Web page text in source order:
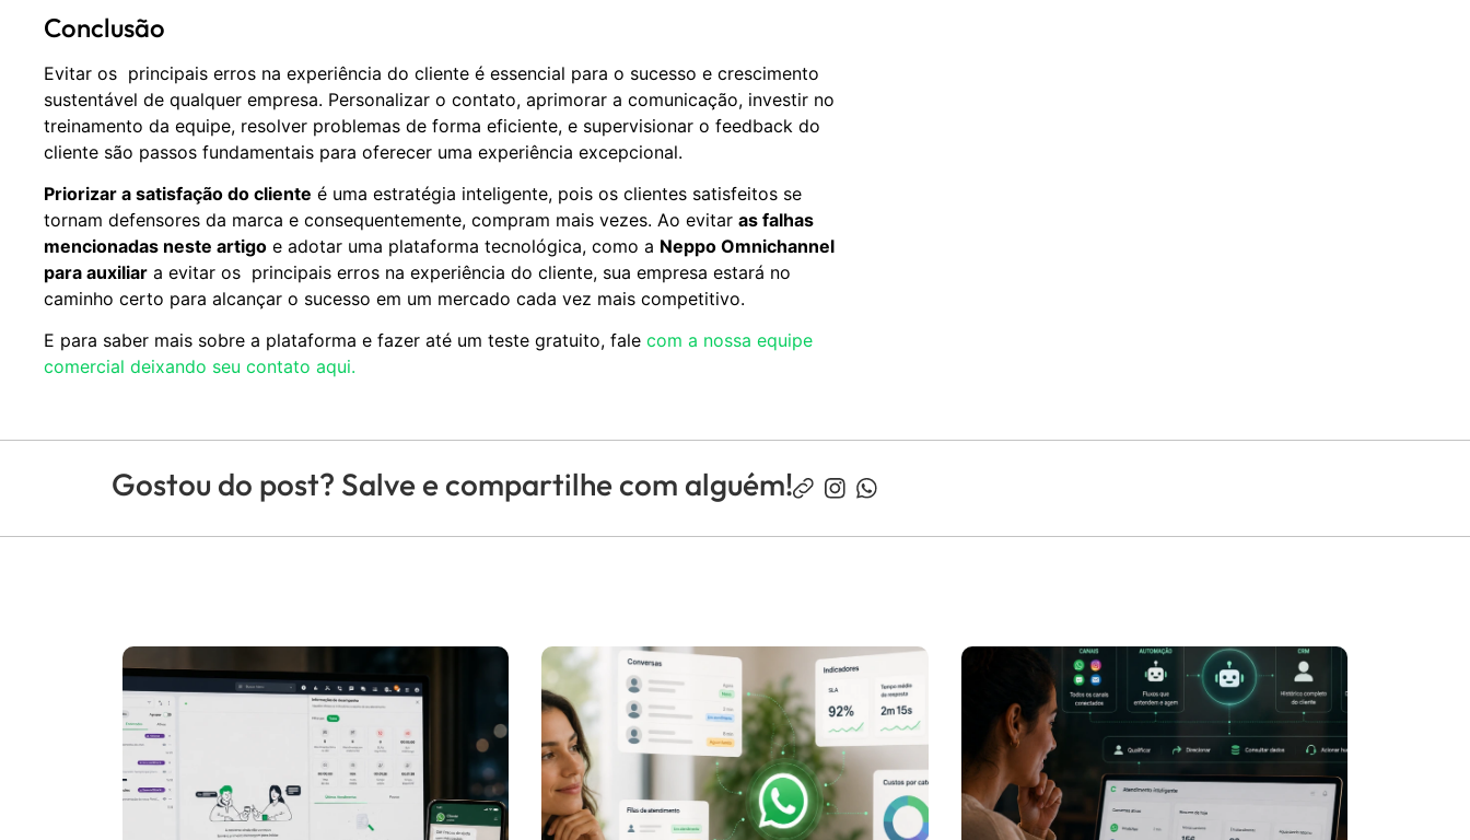
Conclusão
Evitar os principais erros na experiência do cliente é essencial para o sucesso e crescimento
sustentável de qualquer empresa. Personalizar o contato, aprimorar a comunicação, investir no
treinamento da equipe, resolver problemas de forma eficiente, e supervisionar o feedback do
cliente são passos fundamentais para oferecer uma experiência excepcional.
Priorizar a satisfação do cliente é uma estratégia inteligente, pois os clientes satisfeitos se
tornam defensores da marca e consequentemente, compram mais vezes. Ao evitar as falhas
mencionadas neste artigo e adotar uma plataforma tecnológica, como a Neppo Omnichannel
para auxiliar a evitar os principais erros na experiência do cliente, sua empresa estará no
caminho certo para alcançar o sucesso em um mercado cada vez mais competitivo.
E para saber mais sobre a plataforma e fazer até um teste gratuito, fale com a nossa equipe
comercial deixando seu contato aqui.
Gostou do post? Salve e compartilhe com alguém!